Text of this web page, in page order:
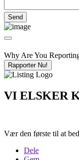
Why Are You
Rapporter Nu!
VI ELSKER
Vær den første til at
Dele